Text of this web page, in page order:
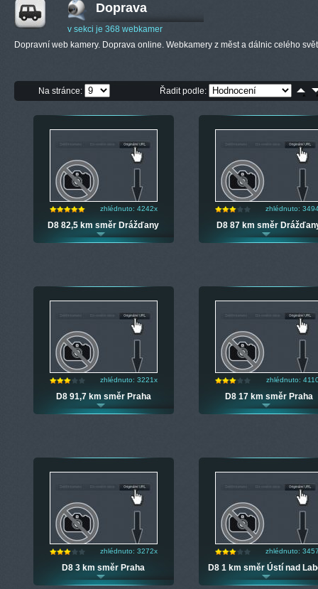
Doprava
v sekci je 368 webkamer
Dopravní web kamery. Doprava online. Webkamery z měst a dálnic celého
Na stránce: Řadit podle:
zhlédnuto: 4242x
D8 82,5 km směr Drážďany
zhlédnuto:
D8 87 km směr
zhlédnuto: 3221x
D8 91,7 km směr Praha
zhlédnuto:
D8 17 km směr Praha
zhlédnuto: 3272x
D8 3 km směr Praha
zhlédnuto:
D8 1 km směr Ústí nad